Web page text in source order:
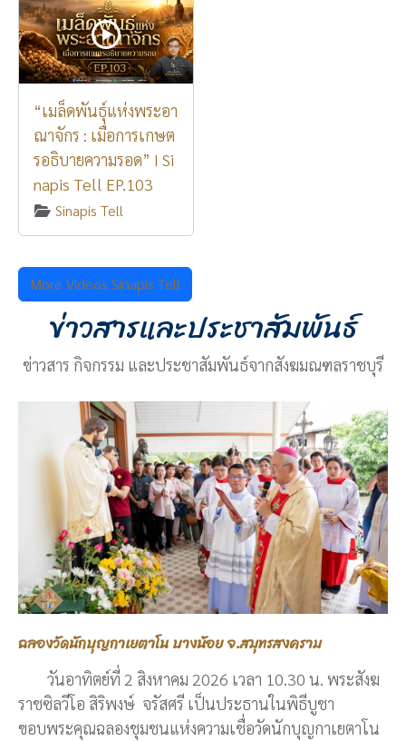
“เมล็ดพันธุ์แห่งพระอา
ณาจักร : เมื่อการเกษต
รอธิบายความรอด” I Si
napis Tell EP.103
Sinapis Tell
More Videos Sinapis Tell
ข่าวสารและประชาสัมพันธ์
ข่าวสาร กิจกรรม และประชาสัมพันธ์จากสังฆมณฑลราชบุรี
ฉลองวัดนักบุญกาเยตาโน บางน้อย จ.สมุทรสงคราม
วันอาทิตย์ที่ 2 สิงหาคม 2026 เวลา 10.30 น. พระสังฆ
ราชซิลวีโอ สิริพงษ์ จรัสศรี เป็นประธานในพิธีบูชา
ขอบพระคุณฉลองชุมชนแห่งความเชื่อวัดนักบุญกาเยตาโน